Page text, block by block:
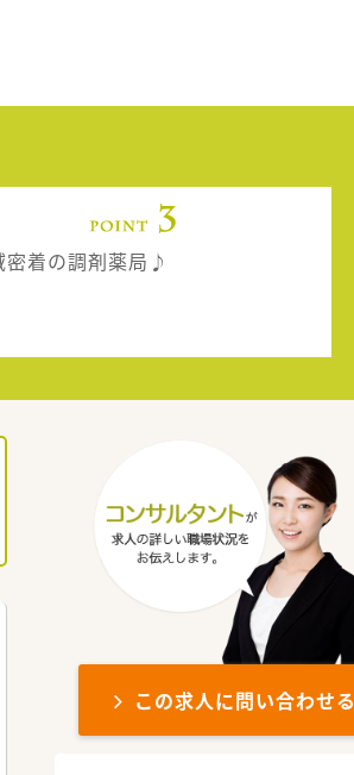
密着の調剤薬局♪
この求人に問い合わせる